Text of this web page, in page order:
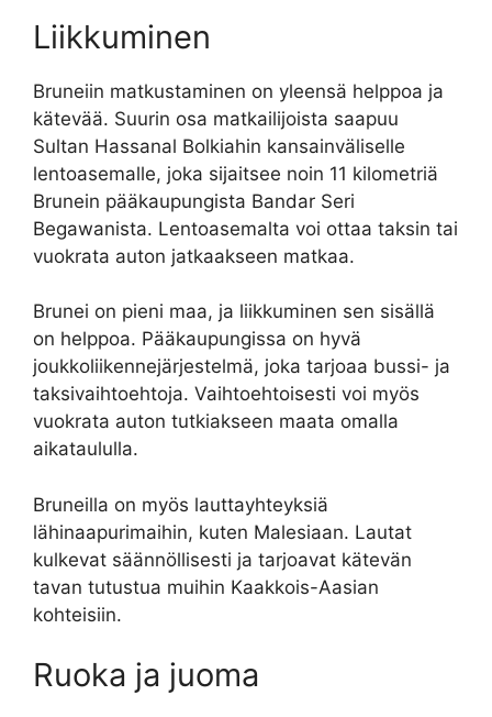
Liikkuminen
Bruneiin matkustaminen on yleensä helppoa ja
kätevää. Suurin osa matkailijoista saapuu
Sultan Hassanal Bolkiahin kansainväliselle
lentoasemalle, joka sijaitsee noin 11 kilometriä
Brunein pääkaupungista Bandar Seri
Begawanista. Lentoasemalta voi ottaa taksin tai
vuokrata auton jatkaakseen matkaa.
Brunei on pieni maa, ja liikkuminen sen sisällä
on helppoa. Pääkaupungissa on hyvä
joukkoliikennejärjestelmä, joka tarjoaa bussi- ja
taksivaihtoehtoja. Vaihtoehtoisesti voi myös
vuokrata auton tutkiakseen maata omalla
aikataululla.
Bruneilla on myös lauttayhteyksiä
lähinaapurimaihin, kuten Malesiaan. Lautat
kulkevat säännöllisesti ja tarjoavat kätevän
tavan tutustua muihin Kaakkois-Aasian
kohteisiin.
Ruoka ja juoma